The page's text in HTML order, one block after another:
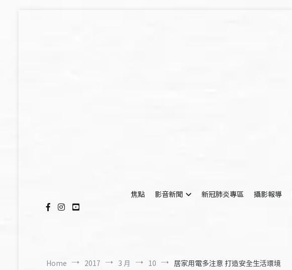
焦點
影音新聞 新冠肺炎專區 攝影報導
Home 2017 3 月 10 居家用電多注意 打造安全生活環境